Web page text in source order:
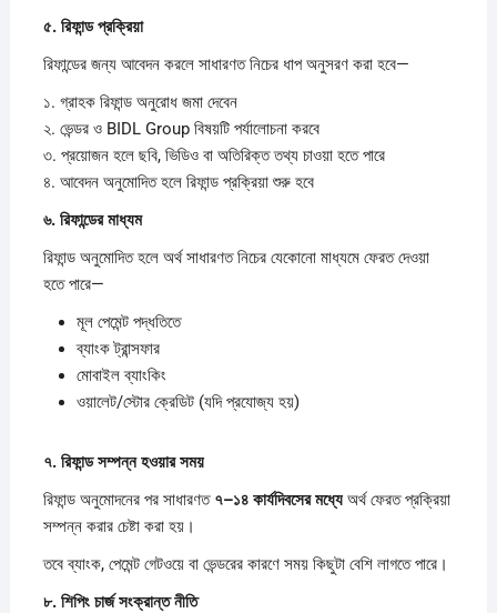
৫. রিফান্ডপ্রক্রিয়া
রিফান্ডের জন্য আবেদন করলে সাধারণত নিচের ধাপ অনুসরণ করা হবে—
১. গ্রাহক রিফান্ড অনুরোধ জমা দেবেন
২. ভেন্ডর ও BIDL Group বিষয়টি পর্যালোচনা করবে
৩. প্রয়োজন হলে ছবি, ভিডিও বা অতিরিক্ত তথ্য চাওয়া হতে পারে
৪. আবেদন অনুমোদিত হলে রিফান্ড প্রক্রিয়া শুরু হবে
৬. রিফান্ডেরমাধ্যম
রিফান্ড অনুমোদিত হলে অর্থ সাধারণত নিচের যেকোনো মাধ্যমে ফেরত দেওয়া
হতে পারে—
মূল পেমেন্ট পদ্ধতিতে
ব্যাংক ট্রান্সফার
মোবাইল ব্যাংকিং
ওয়ালেট/স্টোর ক্রেডিট (যদি প্রযোজ্য হয়)
৭. রিফান্ডসম্পন্নহওয়ারসময়
রিফান্ড অনুমোদনের পর সাধারণত ৭–১৪ কার্যদিবসেরমধ্যেঅর্থ ফেরত প্রক্রিয়া
সম্পন্ন করার চেষ্টা করা হয়।
তবে ব্যাংক, পেমেন্ট গেটওয়ে বা ভেন্ডরের কারণে সময় কিছুটা বেশি লাগতে পারে।
৮. শিপিং চার্জসংক্রান্তনীতি